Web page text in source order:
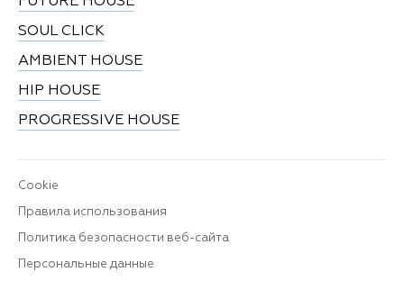
SOUL CLICK
AMBIENT HOUSE
HIP HOUSE
PROGRESSIVE HOUSE
Cookie
Правила использования
Политика безопасности веб-сайта
Персональные данные